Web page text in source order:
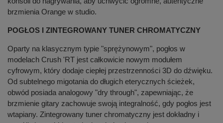
brzmienia Orange w studio.
POGŁOS I ZINTEGROWANY TUNER CHROMATYCZNY
Oparty na klasycznym typie "sprężynowym", pogłos w
modelach Crush 'RT jest całkowicie nowym modułem
cyfrowym, który dodaje ciepłej przestrzenności 3D do dźwięku.
Od subtelnego migotania do długich eterycznych ścieżek,
obwód posiada analogowy "dry through", zapewniając, że
brzmienie gitary zachowuje swoją integralność, gdy pogłos jest
wtapiany. Zintegrowany tuner chromatyczny jest dokładny i